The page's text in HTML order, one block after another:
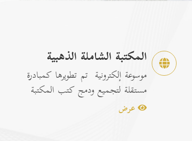
المكتبة الشاملة الذهبية
موسوعة إلكترونية تم تطويرها كمبادرة
مستقلة لتجميع ودمج كتب المكتبة
الشاملة الرسمية مع إصدارات...
عرض